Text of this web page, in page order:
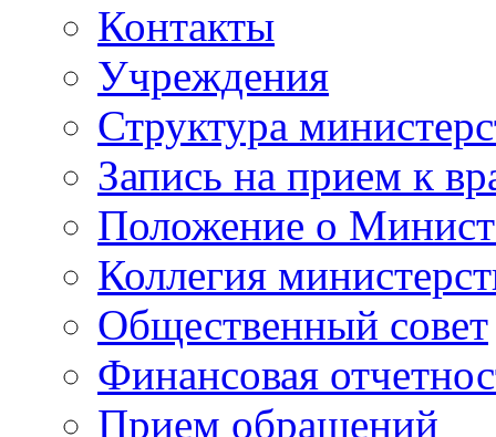
Контакты
Учреждения
Структура
Запись на прием к
Положение о
Коллегия
Общественный совет
Финансовая
Прием обращений